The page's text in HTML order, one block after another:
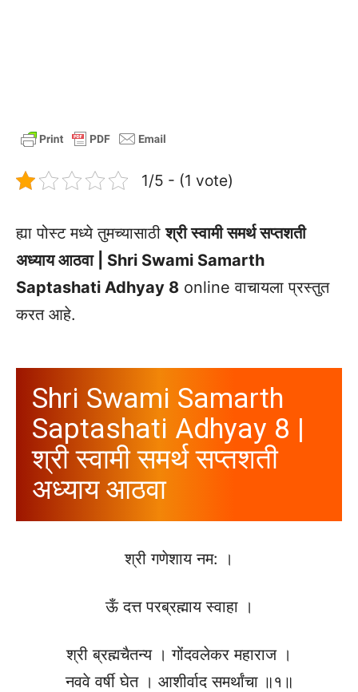
1/5 - (1 vote)
ह्या पोस्ट मध्ये तुमच्यासाठीश्री स्वामी समर्थ सप्तशती
अध्याय आठवा | Shri Swami Samarth
Saptashati Adhyay 8 online वाचायला प्रस्तुत
करत आहे.
Shri Swami Samarth
Saptashati Adhyay 8 |
श्री स्वामी समर्थ सप्तशती
अध्याय आठवा
श्री गणेशाय नम: ।
ऊँ दत्त परब्रह्माय स्वाहा ।
श्री ब्रह्मचैतन्य । गोंदवलेकर महाराज ।
नववे वर्षी घेत । आशीर्वाद समर्थांचा ॥१॥